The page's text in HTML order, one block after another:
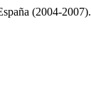
(2004-2007).